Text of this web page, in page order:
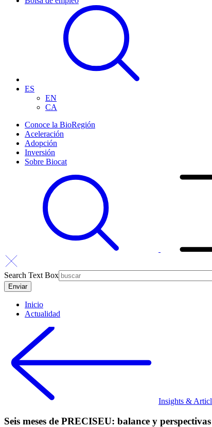
ES
EN
CA
Conoce la BioRegión
Aceleración
Adopción
Inversión
Sobre Biocat
Search Text Box
Inicio
Actualidad
Insights &
Seis meses de PRECISEU: balance y perspectivas